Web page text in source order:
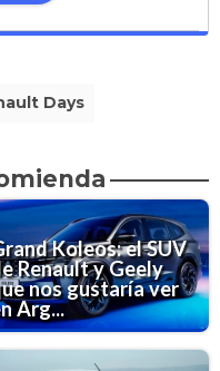
Days
Koleos: el SUV
Renault y Geely
nos gustaría ver
Arg...